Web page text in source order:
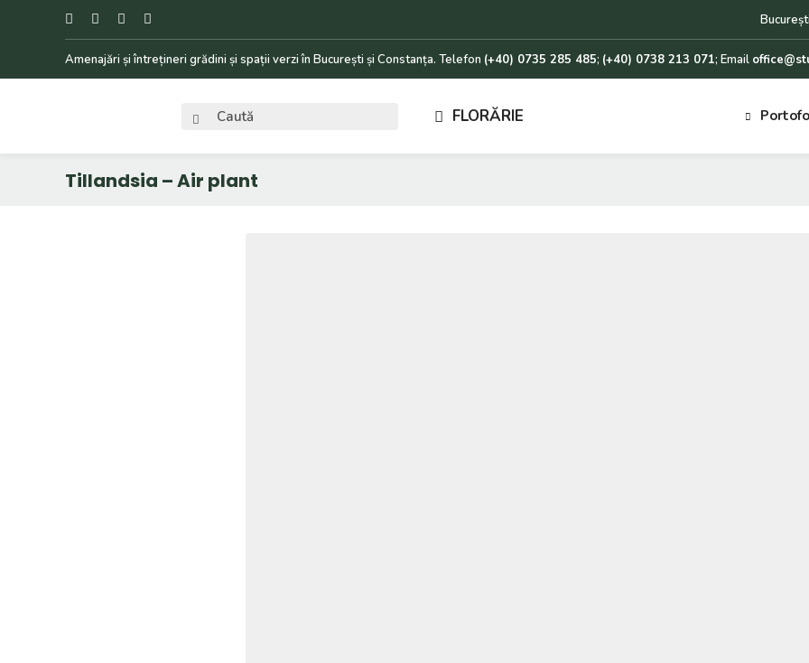
FLORĂRIE
București
Amenajări și întrețineri grădini și spații verzi în București și Constanța. Telefon (+40) 0735 285 485; (+40) 0738 213 071; Email
Tillandsia – Air plant